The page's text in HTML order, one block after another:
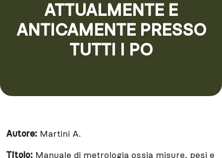
ATTUALMENTE E
ANTICAMENTE PRESSO
TUTTI I PO
Autore: Martini A.
Titolo: Manuale di metrologia ossia misure, pesi e